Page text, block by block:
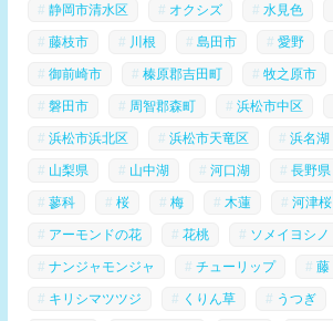
静岡市清水区 オクシズ 水見色
藤枝市 川根 島田市 愛野
御前崎市 榛原郡吉田町 牧之原市
磐田市 周智郡森町 浜松市中区
浜松市浜北区 浜松市天竜区 浜名湖
山梨県 山中湖 河口湖 長野県
蓼科 桜 梅 木蓮 河津桜
アーモンドの花 花桃 ソメイヨシノ
ナンジャモンジャ チューリップ 藤
キリシマツツジ くりん草 うつぎ